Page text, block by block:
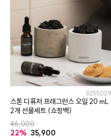
3255029
스톤 디퓨저 프래그런스 오일 20 mL
2개 선물세트 (쇼핑백)
46,000
22% 35,900